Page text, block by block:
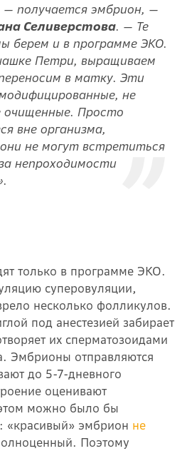
получается эмбрион, —
Селиверстова. — Те
берем и в программе ЭКО.
Петри, выращиваем
в матку. Эти
не
очищенные. Просто
вне организма,
не могут встретиться
непроходимости
только в программе ЭКО.
суперовуляции,
несколько фолликулов.
под анестезией забирает
их сперматозоидами
Эмбрионы отправляются
до 5-7-дневного
оценивают
можно было бы
«красивый» эмбрион не
Поэтому